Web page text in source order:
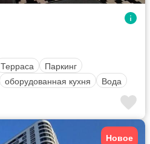
Терраса
Паркинг
оборудованная кухня Вода
Новое